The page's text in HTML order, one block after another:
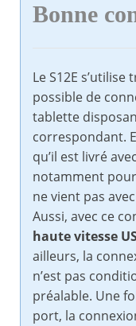
Bonne
Le S12E
possible de
tablette
correspondant.
qu’il est livré
notamment
ne vient pas
Aussi, avec ce
haute vitesse
ailleurs, la
n’est pas
préalable. Une
port, la